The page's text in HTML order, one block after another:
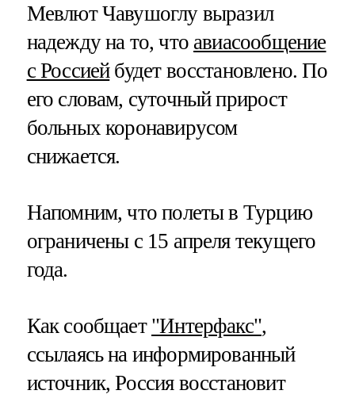
Мевлют Чавушоглу выразил
надежду на то, что авиасообщение
с Россиейбудет восстановлено. По
его словам, суточный прирост
больных коронавирусом
снижается.
Напомним, что полеты в Турцию
ограничены с 15 апреля текущего
года.
Как сообщает "Интерфакс",
ссылаясь на информированный
источник, Россия восстановит